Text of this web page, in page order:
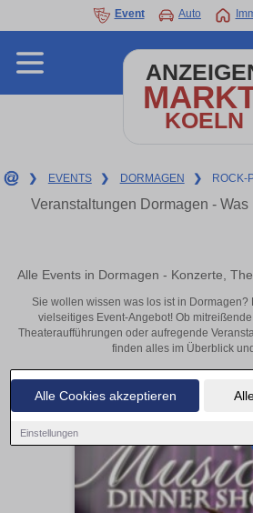
Alle Cookies akzeptieren
Einstellungen
Event Auto
KOELN
❯ EVENTS ❯ DORMAGEN ❯ ROCK-
Veranstaltungen Dormagen -
Alle Events in Dormagen - Konzerte,
Sie wollen wissen was los ist in
vielseitiges Event-Angebot! Ob
Theateraufführungen oder aufregende
finden alles im Überblick